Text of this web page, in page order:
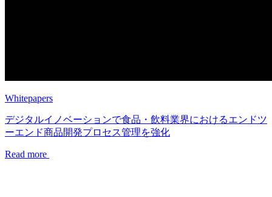
Whitepapers
デジタルイノベーションで食品・飲料業界におけるエンドツ
ーエンド商品開発プロセス管理を強化
Read more